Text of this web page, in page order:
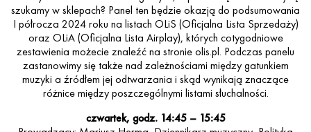
szukamy w sklepach? Panel ten będzie okazją do podsumowania
I półrocza 2024 roku na listach OLiS (Oficjalna Lista Sprzedaży)
oraz OLiA (Oficjalna Lista Airplay), których cotygodniowe
zestawienia możecie znaleźć na stronie olis.pl. Podczas panelu
zastanowimy się także nad zależnościami między gatunkiem
muzyki a źródłem jej odtwarzania i skąd wynikają znaczące
różnice między poszczególnymi listami słuchalności.
czwartek, godz. 14:45 – 15:45